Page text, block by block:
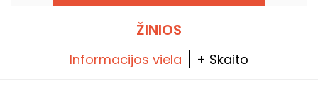
ŽINIOS
Informacijos viela + Skaito